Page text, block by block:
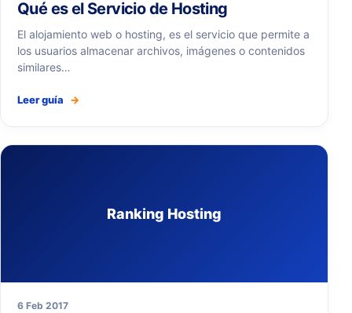
Qué es el Servicio de Hosting
El alojamiento web o hosting, es el servicio que permite a
los usuarios almacenar archivos, imágenes o contenidos
similares…
Leer guía →
Ranking Hosting
6 Feb 2017